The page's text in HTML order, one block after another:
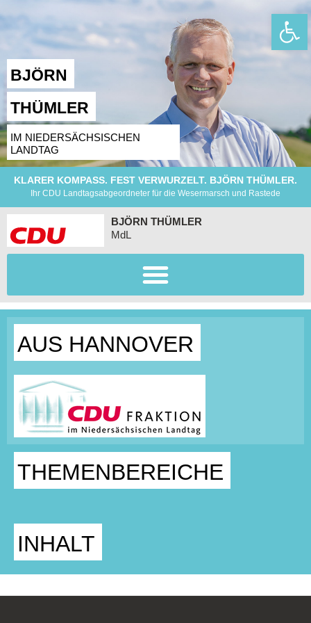
BJÖRN
THÜMLER
IM NIEDERSÄCHSISCHEN
LANDTAG
KLARER KOMPASS. FEST VERWURZELT. BJÖRN THÜMLER.
Ihr CDU Landtagsabgeordneter für die Wesermarsch und Rastede
BJÖRN THÜMLER
MdL
THEMENBEREICHE
INHALT
AUS HANNOVER